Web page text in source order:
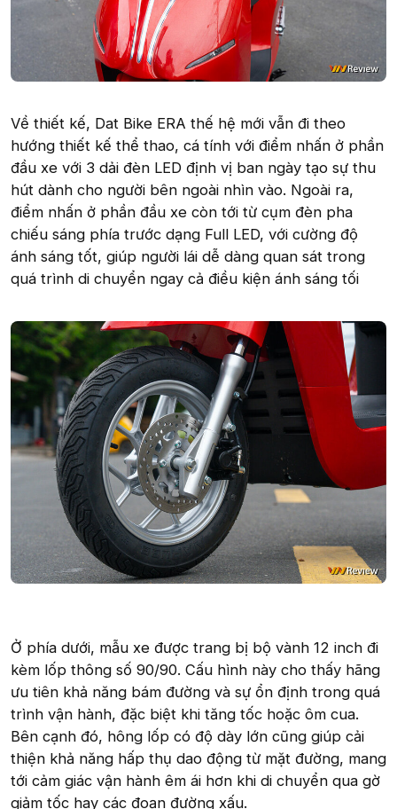
Về thiết kế, Dat Bike ERA thế hệ mới vẫn đi theo
hướng thiết kế thể thao, cá tính với điểm nhấn ở phần
đầu xe với 3 dải đèn LED định vị ban ngày tạo sự thu
hút dành cho người bên ngoài nhìn vào. Ngoài ra,
điểm nhấn ở phần đầu xe còn tới từ cụm đèn pha
chiếu sáng phía trước dạng Full LED, với cường độ
ánh sáng tốt, giúp người lái dễ dàng quan sát trong
quá trình di chuyển ngay cả điều kiện ánh sáng tối
Ở phía dưới, mẫu xe được trang bị bộ vành 12 inch đi
kèm lốp thông số 90/90. Cấu hình này cho thấy hãng
ưu tiên khả năng bám đường và sự ổn định trong quá
trình vận hành, đặc biệt khi tăng tốc hoặc ôm cua.
Bên cạnh đó, hông lốp có độ dày lớn cũng giúp cải
thiện khả năng hấp thụ dao động từ mặt đường, mang
tới cảm giác vận hành êm ái hơn khi di chuyển qua gờ
giảm tốc hay các đoạn đường xấu.